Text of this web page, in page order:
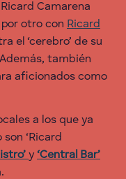
Camarena
otro con Ricard
el ‘cerebro’ de su
también
aficionados como
a los que ya
‘Ricard
y ‘Central Bar’